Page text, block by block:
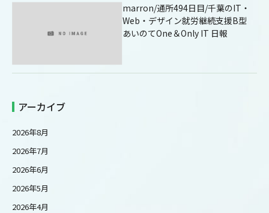
marron/通所494日目/千葉のIT・
Web・デザイン就労継続支援B型
あいのてOne＆Only IT 日報
アーカイブ
2026年8月
2026年7月
2026年6月
2026年5月
2026年4月